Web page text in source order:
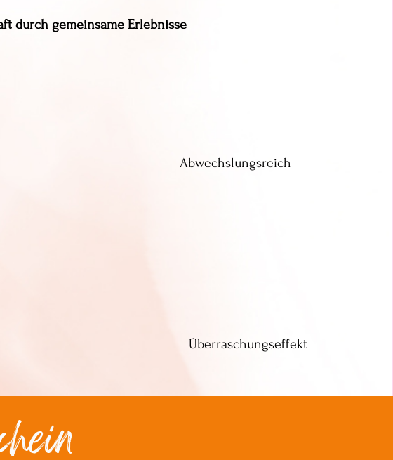
durch gemeinsame Erlebnisse
Abwechslungsreich
Überraschungseffekt